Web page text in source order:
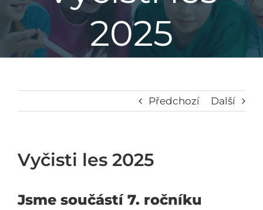
Základní škola
Mateřská škola
2025
Předchozí Další
Vyčisti les 2025
Jsme součástí 7. ročníku